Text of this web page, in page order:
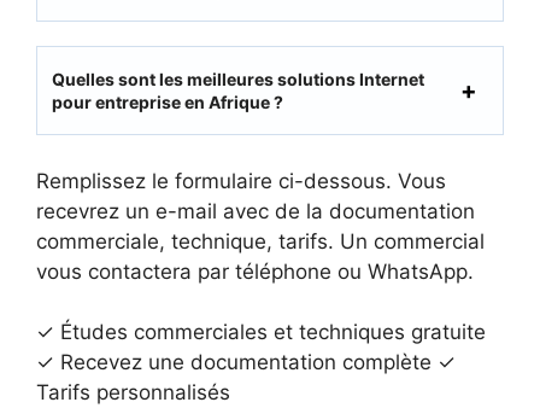
Quelles sont les meilleures solutions Internet
pour entreprise en Afrique ?
Remplissez le formulaire ci-dessous. Vous
recevrez un e-mail avec de la documentation
commerciale, technique, tarifs. Un commercial
vous contactera par téléphone ou WhatsApp.
✓ Études commerciales et techniques gratuite
✓ Recevez une documentation complète ✓
Tarifs personnalisés